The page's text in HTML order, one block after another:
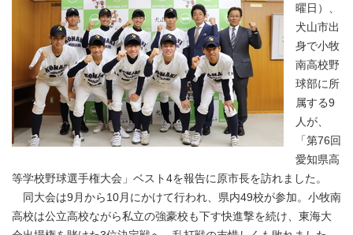
曜日）、
犬山市出
身で小牧
南高校野
球部に所
属する9
人が、
「第76回
愛知県高
等学校野球選手権大会」ベスト4を報告に原市長を訪れました。
同大会は9月から10月にかけて行われ、県内49校が参加。小牧南
高校は公立高校ながら私立の強豪校も下す快進撃を続け、東海大